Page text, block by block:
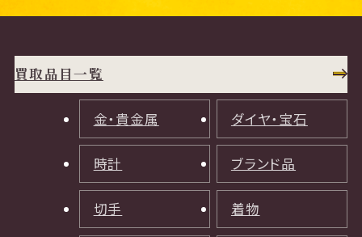
買取品目一覧
金・貴金属 ダイヤ・宝石
時計 ブランド品
切手 着物